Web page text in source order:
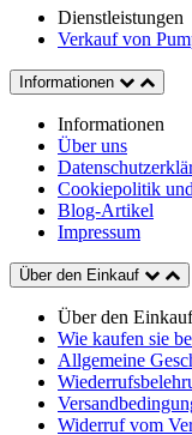
Dienstleistungen
Verkauf von
Informationen
Informationen
Über uns
Cookiepolitik
Blog-Artikel
Impressum
Über den Einkauf
Über den Einkauf
Wie kaufen sie
Allgemeine
Widerruf vom